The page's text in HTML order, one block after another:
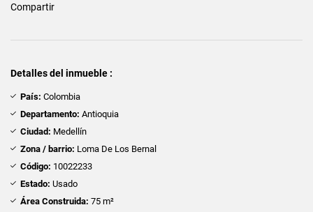
Compartir
Detalles del inmueble :
País: Colombia
Departamento: Antioquia
Ciudad: Medellín
Zona / barrio: Loma De Los Bernal
Código: 10022233
Estado: Usado
Área Construida: 75 m²